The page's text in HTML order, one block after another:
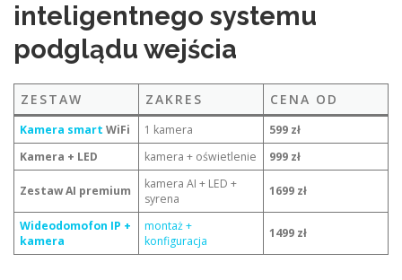
inteligentnego systemu
podglądu wejścia
ZESTAW ZAKRES CENA OD
Kamera smart WiFi 1 kamera
599 zł
Kamera + LED
kamera + oświetlenie 999 zł
Zestaw AI premium
kamera AI + LED +
syrena
1699 zł
Wideodomofon IP +
kamera
montaż +
konfiguracja
1499 zł